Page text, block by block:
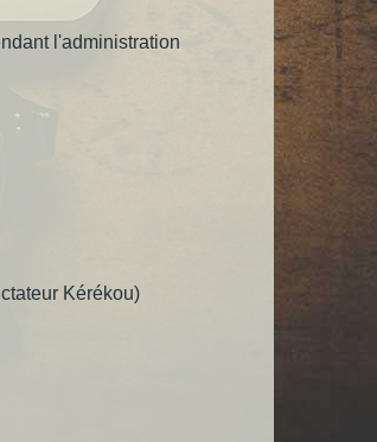
l'administration
Kérékou)